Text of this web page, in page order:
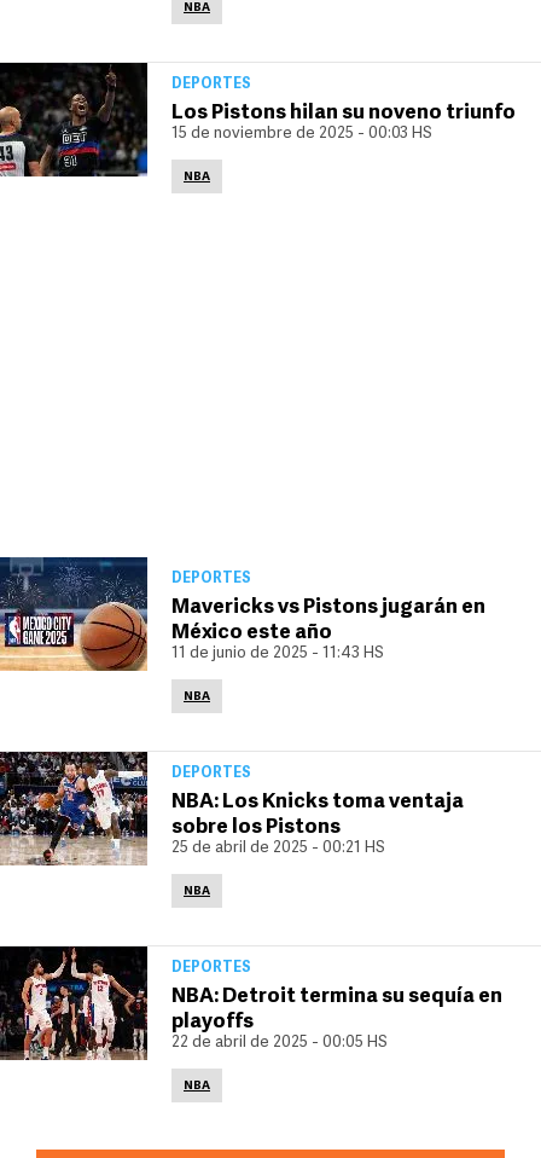
NBA
DEPORTES
Los Pistons hilan su noveno triunfo
15 de noviembre de 2025 - 00:03 HS
NBA
DEPORTES
Mavericks vs Pistons jugarán en
México este año
11 de junio de 2025 - 11:43 HS
NBA
DEPORTES
NBA: Los Knicks toma ventaja
sobre los Pistons
25 de abril de 2025 - 00:21 HS
NBA
DEPORTES
NBA: Detroit termina su sequía en
playoffs
22 de abril de 2025 - 00:05 HS
NBA